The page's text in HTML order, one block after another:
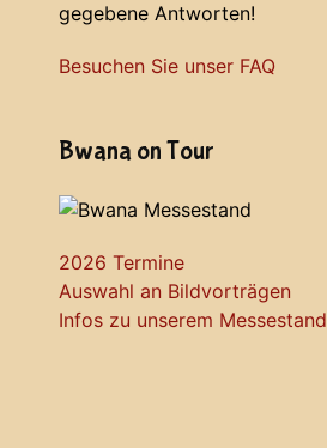
gegebene Antworten!
Besuchen Sie unser FAQ
Bwana on Tour
2026 Termine
Auswahl an Bildvorträgen
Infos zu unserem Messestand